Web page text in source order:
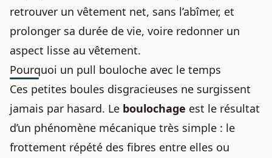
retrouver un vêtement net, sans l’abîmer, et
prolonger sa durée de vie, voire redonner un
aspect lisse au vêtement.
Pourquoi un pull bouloche avec le temps
Ces petites boules disgracieuses ne surgissent
jamais par hasard. Le boulochage est le résultat
d’un phénomène mécanique très simple : le
frottement répété des fibres entre elles ou